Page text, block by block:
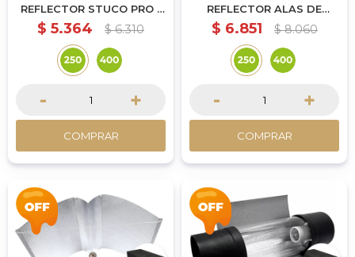
REFLECTOR STUCO PRO -
250W
$ 5.364 $ 6.310
- +
COMPRAR
REFLECTOR ALAS DE
GAVIOTA GRANDE - 250W
$ 6.851 $ 8.060
- +
COMPRAR